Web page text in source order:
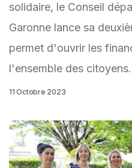
solidaire, le Conseil
Garonne lance sa
permet d'ouvrir les
l'ensemble des citoyens.
11 Octobre 2023